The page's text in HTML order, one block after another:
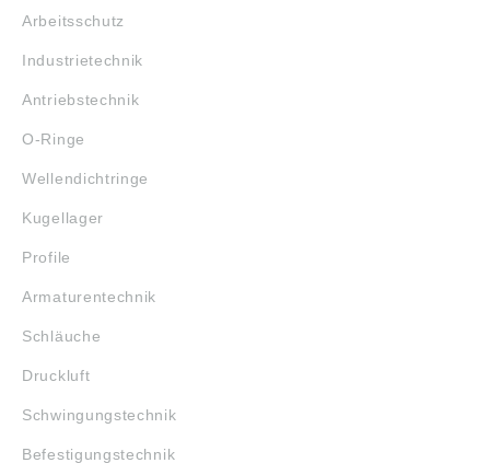
Arbeitsschutz
Industrietechnik
Antriebstechnik
O-Ringe
Wellendichtringe
Kugellager
Profile
Armaturentechnik
Schläuche
Druckluft
Schwingungstechnik
Befestigungstechnik